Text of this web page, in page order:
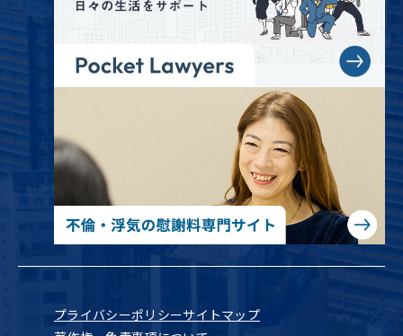
プライバシーポリシーサイトマップ